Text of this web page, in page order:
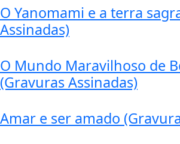
O Yanomami e a terra
Assinadas)
O Mundo Maravilhoso de
(Gravuras Assinadas)
Amar e ser amado